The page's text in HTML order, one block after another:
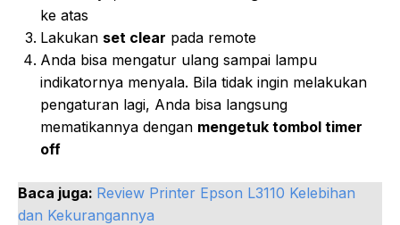
ke atas
Lakukan set clear pada remote
Anda bisa mengatur ulang sampai lampu
indikatornya menyala. Bila tidak ingin melakukan
pengaturan lagi, Anda bisa langsung
mematikannya dengan mengetuk tombol timer
off
Baca juga: Review Printer Epson L3110 Kelebihan
dan Kekurangannya